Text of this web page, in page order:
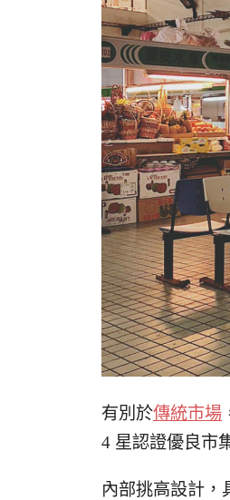
有別於傳統市場
4 星認證優良市
內部挑高設計，